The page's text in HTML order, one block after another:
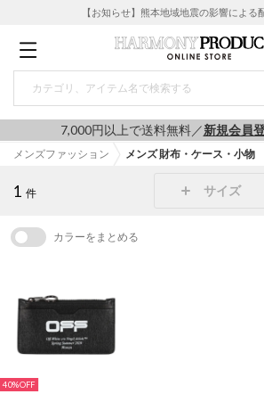
【お知らせ】熊本地域地震の影響による
7,000円以上で送料無料／新規会員
メンズファッション メンズ 財布・ケース・小物
1 件 サイズ
カラーをまとめる
40%